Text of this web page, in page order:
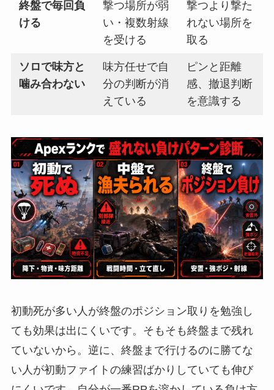
終盤で毎回負
ける
撃つ場所が弱
い・複数射線
を受ける
撃つより撃た
れない場所を
取る
ソロで味方と
噛み合わない
味方任せで自
分の判断が消
えている
ピンと距離
感、撤退判断
を意識する
初動死が多い人が終盤のポジション取りを勉強し
ても効果は出にくいです。そもそも終盤まで残れ
ていないから。逆に、終盤まで行けるのに勝てな
い人が初動ファイトの練習ばかりしていても伸び